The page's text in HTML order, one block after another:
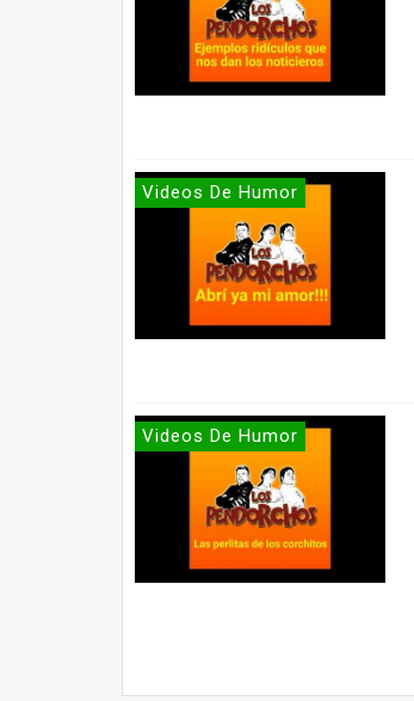
Videos De Humor
Videos De Humor